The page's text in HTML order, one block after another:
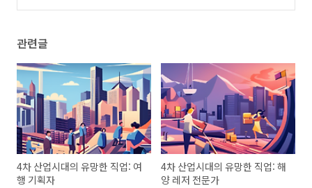
관련글
4차 산업시대의 유망한 직업: 여
행 기획자
4차 산업시대의 유망한 직업: 해
양 레저 전문가